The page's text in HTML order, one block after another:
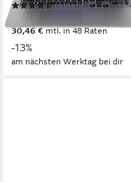
(111)
30,46 €mtl. in 48 Raten
-13%
am nächsten Werktag bei dir